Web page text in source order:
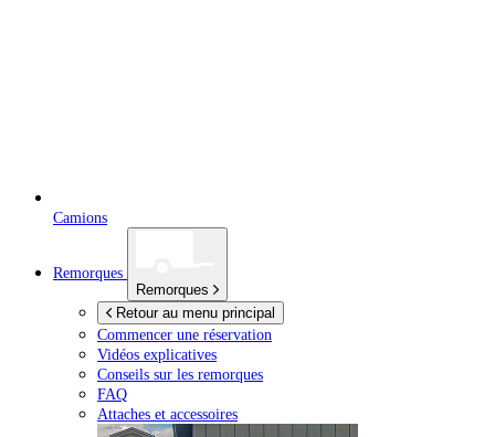
Camions
Remorques
Remorques
Retour au menu principal
Commencer une réservation
Vidéos explicatives
Conseils sur les remorques
FAQ
Attaches et accessoires